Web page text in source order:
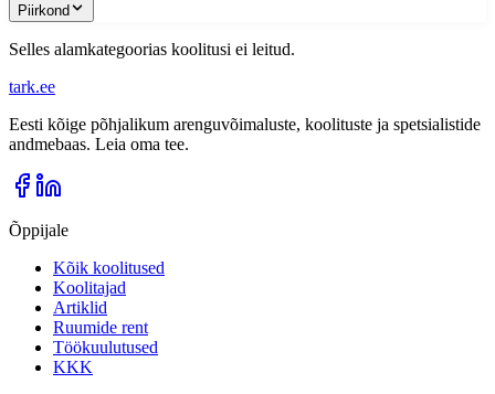
Piirkond
Selles alamkategoorias koolitusi ei leitud.
tark.ee
Eesti kõige põhjalikum arenguvõimaluste, koolituste ja spetsialistide
andmebaas. Leia oma tee.
Õppijale
Kõik koolitused
Koolitajad
Artiklid
Ruumide rent
Töökuulutused
KKK